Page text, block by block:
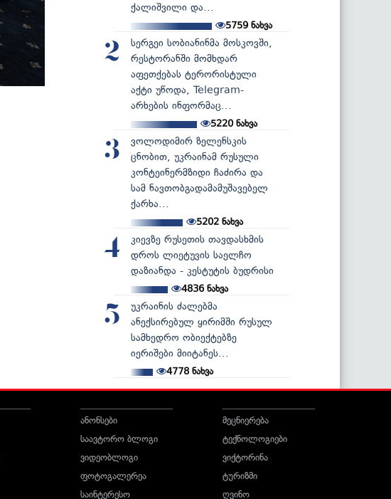
ქალიშვილი და...
5759 ნახვა
2
სერგეი სობიანინმა მოსკოვში,
რესტორანში მომხდარ
აფეთქებას ტერორისტული
აქტი უწოდა, Telegram-
არხების ინფორმაც...
5220ნახვა
3
ვოლოდიმირ ზელენსკის
ცნობით, უკრაინამ რუსული
კონტეინერმზიდი ჩაძირა და
სამ ნავთობგადამამუშავებელ
ქარხა...
5202ნახვა
4
კიევზე რუსეთის თავდასხმის
დროს ლიეტუვის საელჩო
დაზიანდა - კესტუტის ბუდრისი
4836ნახვა
5
უკრაინის ძალებმა
ანექსირებულ ყირიმში რუსულ
სამხედრო ობიექტებზე
იერიშები მიიტანეს...
4778 ნახვა
ანონსები
საავტორო ბლოგი
ვიდეობლოგი
ფოტოგალერეა
საინტერესო
მეცნიერება
ტექნოლოგიები
ვიქტორინა
ტურიზმი
ღვინო